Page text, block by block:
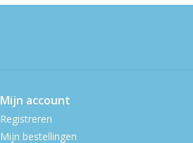
Mijn account
Registreren
Mijn bestellingen